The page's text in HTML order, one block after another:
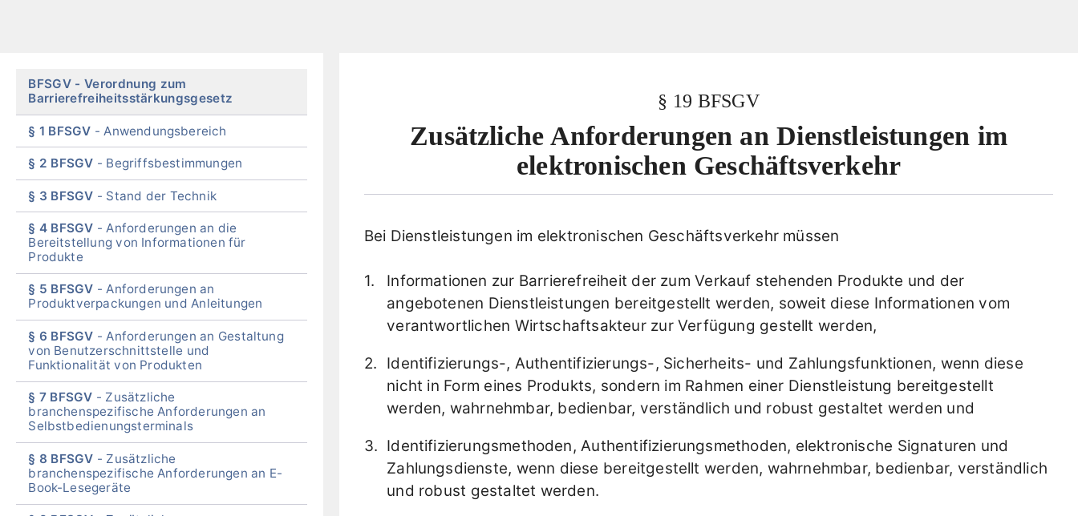
§ 19 BFSGV
Zusätzliche Anforderungen an Dienstleistungen im
elektronischen Geschäftsverkehr
Bei Dienstleistungen im elektronischen Geschäftsverkehr müssen
Informationen zur Barrierefreiheit der zum Verkauf stehenden Produkte und der
angebotenen Dienstleistungen bereitgestellt werden, soweit diese Informationen vom
verantwortlichen Wirtschaftsakteur zur Verfügung gestellt werden,
Identifizierungs-, Authentifizierungs-, Sicherheits- und Zahlungsfunktionen, wenn diese
nicht in Form eines Produkts, sondern im Rahmen einer Dienstleistung bereitgestellt
werden, wahrnehmbar, bedienbar, verständlich und robust gestaltet werden und
Identifizierungsmethoden, Authentifizierungsmethoden, elektronische Signaturen und
Zahlungsdienste, wenn diese bereitgestellt werden, wahrnehmbar, bedienbar, verständlich
und robust gestaltet werden.
Skip
menu
BFSGV
Verordnung zum
Barrierefreiheitsstärkungsgesetz
§ 1 BFSGV Anwendungsbereich
§ 2 BFSGV Begriffsbestimmungen
§ 3 BFSGV Stand der Technik
§ 4 BFSGV
Anforderungen an die
Bereitstellung von Informationen für
Produkte
§ 5 BFSGV
Anforderungen an
Produktverpackungen und Anleitungen
§ 6 BFSGV
Anforderungen an Gestaltung
von Benutzerschnittstelle und
Funktionalität von Produkten
§ 7 BFSGV
Zusätzliche
branchenspezifische Anforderungen an
Selbstbedienungsterminals
§ 8 BFSGV
Zusätzliche
branchenspezifische Anforderungen an E-
Book-Lesegeräte